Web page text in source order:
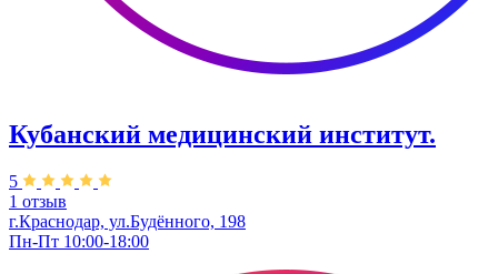
Кубанский медицинский институт.
5
1 отзыв
г.Краснодар, ул.Будённого, 198
Пн-Пт 10:00-18:00